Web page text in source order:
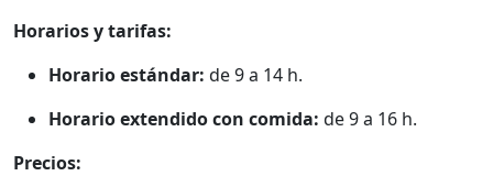
Horarios y tarifas:
Horario estándar: de 9 a 14 h.
Horario extendido con comida: de 9 a 16 h.
Precios: